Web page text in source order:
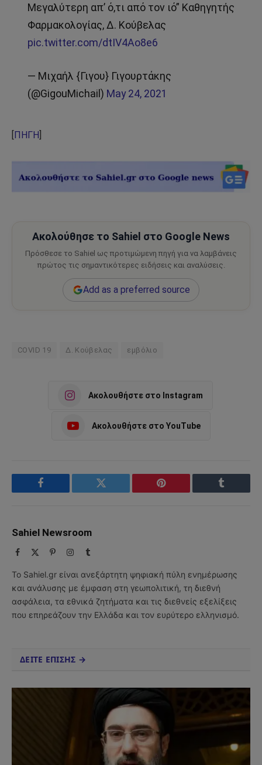
Μεγαλύτερη απ’ ό,τι από τον ιό” Καθηγητής
Φαρμακολογίας, Δ. Κούβελας
pic.twitter.com/dtIV4Ao8e6
— Μιχαήλ {Γιγου} Γιγουρτάκης
(@GigouMichail) May 24, 2021
ΠΗΓΗ
Ακολούθησε το Sahiel στο Google News
Πρόσθεσε το Sahiel ως προτιμώμενη πηγή για να λαμβάνεις
πρώτος τις σημαντικότερες ειδήσεις και αναλύσεις.
Add as a preferred source
COVID 19 Δ. Κούβελας εμβόλιο
Ακολουθήστε στο Instagram
Ακολουθήστε στο YouTube
Facebook Twitter Pinterest Tumblr
Sahiel Newsroom
Facebook PinterestInstagram
Tumblr
Το Sahiel.gr είναι ανεξάρτητη ψηφιακή πύλη ενημέρωσης
και ανάλυσης με έμφαση στη γεωπολιτική, τη διεθνή
ασφάλεια, τα εθνικά ζητήματα και τις διεθνείς εξελίξεις
που επηρεάζουν την Ελλάδα και τον ευρύτερο ελληνισμό.
ΔΕΙΤΕ ΕΠΙΣΗΣ →